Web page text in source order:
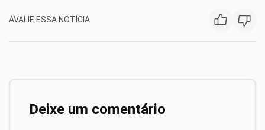
AVALIE ESSA NOTÍCIA
Deixe um comentário